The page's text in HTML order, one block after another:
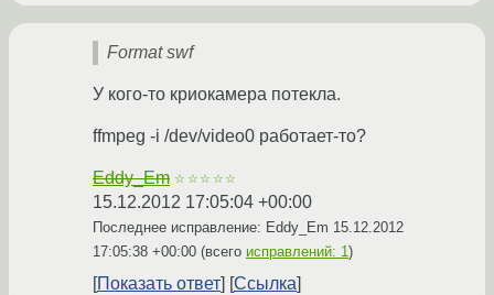
Format swf
У кого-то криокамера потекла.
ffmpeg -i /dev/video0 работает-то?
Eddy_Em ☆☆☆☆☆
15.12.2012 17:05:04 +00:00
Последнее исправление: Eddy_Em 15.12.2012
17:05:38 +00:00 (всего исправлений: 1)
Показать ответ Ссылка